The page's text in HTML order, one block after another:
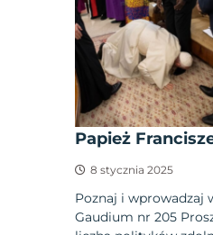
Papież
8 stycznia 2025
Poznaj i wprowadzaj
Gaudium nr 205